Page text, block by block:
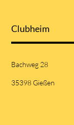
Clubheim
Bachweg 28
35398 Gießen